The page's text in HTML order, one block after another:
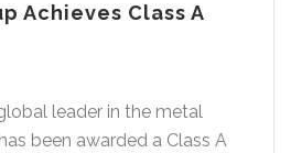
Achieves Class A
leader in the metal
been awarded a Class A